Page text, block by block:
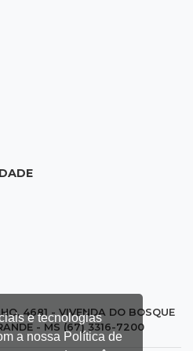
e tecnologias
a nossa Política de
interceptado pela
4681 - VIVENDA DO BOSQUE
- MS (67) 3316-7200